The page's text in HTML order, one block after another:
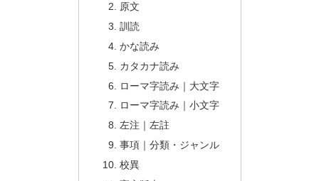
原文
訓読
かな読み
カタカナ読み
ローマ字読み｜大文字
ローマ字読み｜小文字
左注｜左註
事項｜分類・ジャンル
校異